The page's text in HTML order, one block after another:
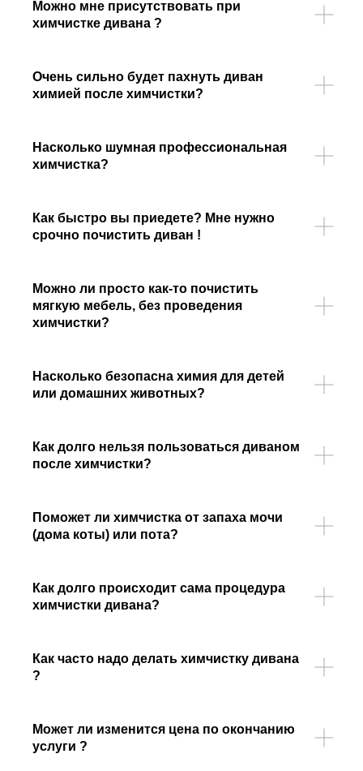
Можно мне присутствовать при
химчистке дивана ?
Очень сильно будет пахнуть диван
химией после химчистки?
Насколько шумная профессиональная
химчистка?
Как быстро вы приедете? Мне нужно
срочно почистить диван !
Можно ли просто как-то почистить
мягкую мебель, без проведения
химчистки?
Насколько безопасна химия для детей
или домашних животных?
Как долго нельзя пользоваться диваном
после химчистки?
Поможет ли химчистка от запаха мочи
(дома коты) или пота?
Как долго происходит сама процедура
химчистки дивана?
Как часто надо делать химчистку дивана
?
Может ли изменится цена по окончанию
услуги ?